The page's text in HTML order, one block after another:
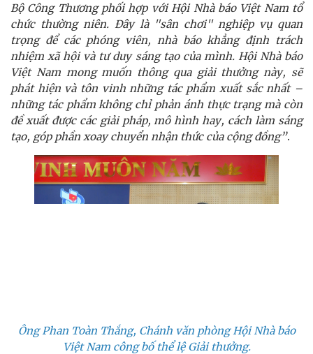
Bộ Công Thương phối hợp với Hội Nhà báo Việt Nam tổ
chức thường niên. Đây là "sân chơi" nghiệp vụ quan
trọng để các phóng viên, nhà báo khẳng định trách
nhiệm xã hội và tư duy sáng tạo của mình. Hội Nhà báo
Việt Nam mong muốn thông qua giải thưởng này, sẽ
phát hiện và tôn vinh những tác phẩm xuất sắc nhất –
những tác phẩm không chỉ phản ánh thực trạng mà còn
đề xuất được các giải pháp, mô hình hay, cách làm sáng
tạo, góp phần xoay chuyển nhận thức của cộng đồng”.
Ông Phan Toàn Thắng, Chánh văn phòng Hội Nhà báo
Việt Nam công bố thể lệ Giải thưởng.